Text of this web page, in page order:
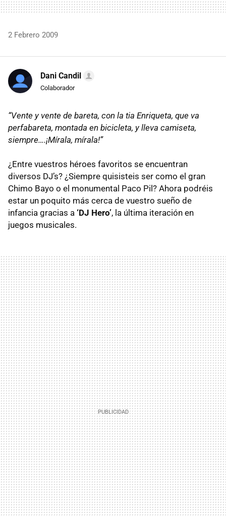
2 Febrero 2009
Dani Candil
Colaborador
“Vente y vente de bareta, con la tia Enriqueta, que va
perfabareta, montada en bicicleta, y lleva camiseta,
siempre….¡Mírala, mírala!”
¿Entre vuestros héroes favoritos se encuentran
diversos DJ’s? ¿Siempre quisisteis ser como el gran
Chimo Bayo o el monumental Paco Pil? Ahora podréis
estar un poquito más cerca de vuestro sueño de
infancia gracias a ‘DJ Hero’, la última iteración en
juegos musicales.